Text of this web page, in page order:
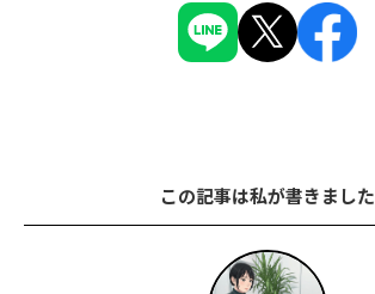
この記事は私が書きました